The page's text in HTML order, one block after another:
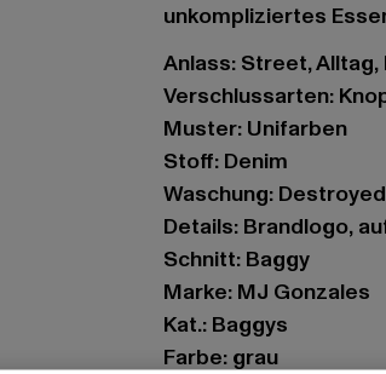
unkompliziertes
Anlass: Street,
Verschlussarten:
Muster: Unifarben
Stoff: Denim
Waschung: Destroyed
Details: Brandlogo,
Schnitt: Baggy
Marke: MJ Gonzales
Kat.: Baggys
Farbe: grau